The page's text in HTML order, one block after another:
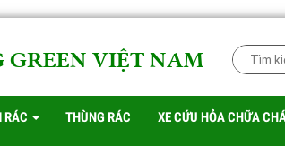
GREEN VIỆT NAM
RÁC THÙNG RÁC XE CỨU HỎA CHỮA